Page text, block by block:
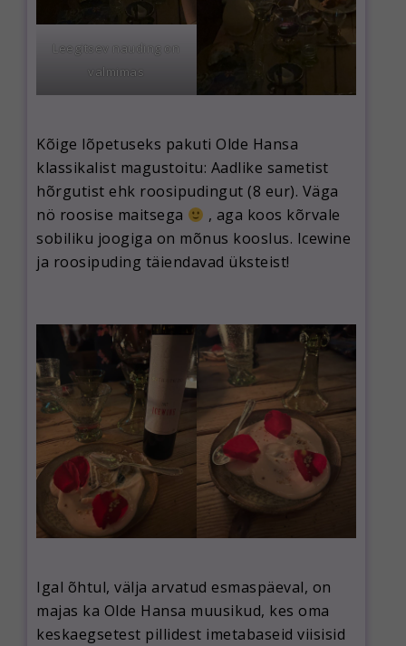
Leegitsev nauding on
valmimas
Kõige lõpetuseks pakuti Olde Hansa
klassikalist magustoitu: Aadlike sametist
hõrgutist ehk roosipudingut (8 eur). Väga
nö roosise maitsega
, aga koos kõrvale
sobiliku joogiga on mõnus kooslus. Icewine
ja roosipuding täiendavad üksteist!
Igal õhtul, välja arvatud esmaspäeval, on
majas ka Olde Hansa muusikud, kes oma
keskaegsetest pillidest imetabaseid viisisid